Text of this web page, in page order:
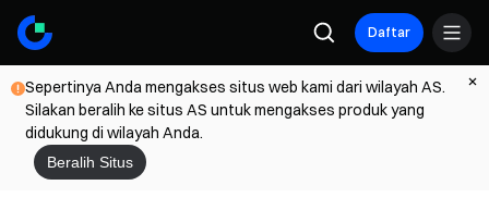
Daftar
Sepertinya Anda mengakses situs web kami dari wilayah AS.
Silakan beralih ke situs AS untuk mengakses produk yang
didukung di wilayah Anda.
Beralih Situs